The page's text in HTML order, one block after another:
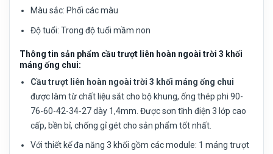
Màu sắc: Phối các màu
Độ tuổi: Trong độ tuổi mầm non
Thông tin sản phẩm cầu trượt liên hoàn ngoài trời 3 khối
máng ống chui:
Cầu trượt liên hoàn ngoài trời 3 khối máng ống chui
được làm từ chất liệu sắt cho bộ khung, ống thép phi 90-
76-60-42-34-27 dày 1,4mm. Được sơn tĩnh điện 3 lớp cao
cấp, bền bỉ, chống gỉ gét cho sản phẩm tốt nhất.
Với thiết kế đa năng 3 khối gồm các module: 1 máng trượt